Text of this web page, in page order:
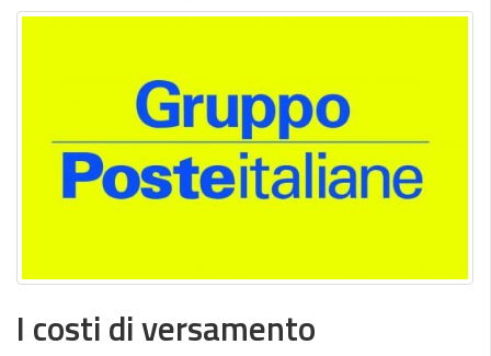
I costi di versamento